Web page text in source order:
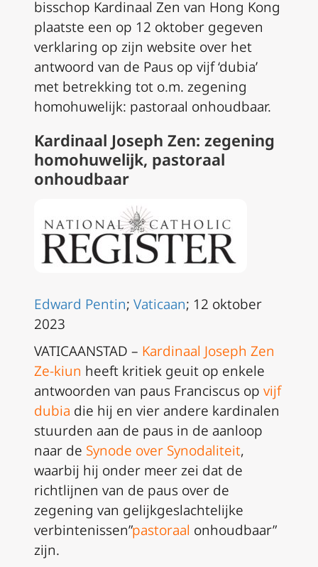
bisschop Kardinaal Zen van Hong Kong
plaatste een op 12 oktober gegeven
verklaring op zijn website over het
antwoord van de Paus op vijf ‘dubia’
met betrekking tot o.m. zegening
homohuwelijk: pastoraal onhoudbaar.
Kardinaal Joseph Zen: zegening
homohuwelijk, pastoraal
onhoudbaar
Edward Pentin; Vaticaan; 12 oktober
2023
VATICAANSTAD – Kardinaal Joseph Zen
Ze-kiun heeft kritiek geuit op enkele
antwoorden van paus Franciscus op vijf
dubia die hij en vier andere kardinalen
stuurden aan de paus in de aanloop
naar de Synode over Synodaliteit,
waarbij hij onder meer zei dat de
richtlijnen van de paus over de
zegening van gelijkgeslachtelijke
verbintenissen”pastoraal onhoudbaar”
zijn.